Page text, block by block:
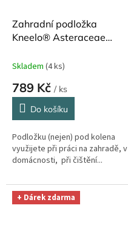
Zahradní podložka
Kneelo® Asteraceae
Skladem (4 ks)
789 Kč / ks
Do košíku
Podložku (nejen) pod kolena
využijete při práci na zahradě, v
domácnosti, při čištění...
+ Dárek zdarma